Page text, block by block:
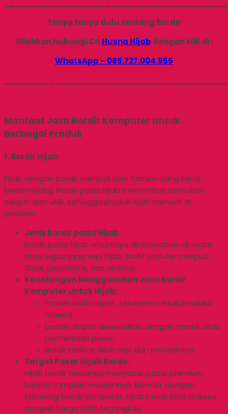
Tanya tanya dulu tentang Bordir
Silahkan hubungi CS Husna Hijab dengan klik di :
WhatsApp – 085.727.004.955
Manfaat Jasa Bordir Komputer untuk
Berbagai Produk
1. Bordir Hijab
Hijab dengan bordir menjadi tren fashion yang terus
berkembang. Bordir pada hijab menambah sentuhan
elegan dan unik, sehingga produk lebih menarik di
pasaran.
Jenis Bordir pada Hijab:
Bordir pada hijab umumnya ditempatkan di sudut
atau sepanjang tepi hijab. Motif populer meliputi
floral, geometris, dan abstrak.
Keuntungan Menggunakan Jasa Bordir
Komputer untuk Hijab:
Proses lebih cepat, terutama untuk produksi
massal.
Desain dapat disesuaikan dengan merek atau
permintaan pasar.
Bordir terlihat lebih rapi dan profesional.
Target Pasar Hijab Bordir:
Hijab bordir biasanya menyasar pasar premium
karena tampilan mewahnya. Namun, dengan
teknologi bordir komputer, hijab bordir bisa diakses
dengan harga lebih terjangkau.